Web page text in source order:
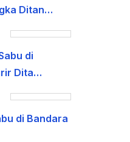
Ditan…
di
Dita…
di Bandara